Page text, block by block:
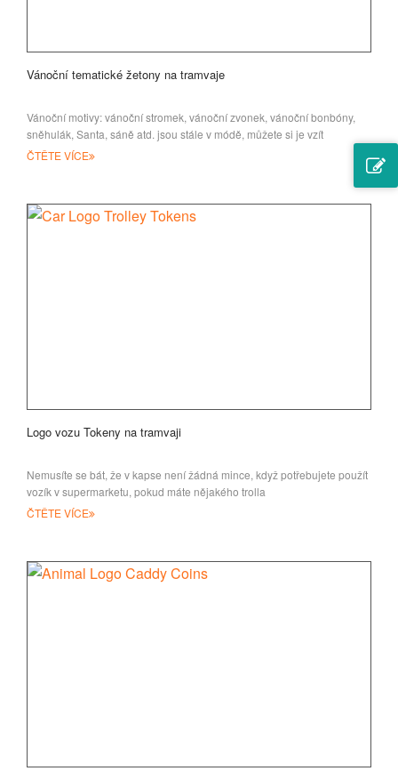
Vánoční tematické žetony na tramvaje
Vánoční motivy: vánoční stromek, vánoční zvonek, vánoční bonbóny,
sněhulák, Santa, sáně atd. jsou stále v módě, můžete si je vzít
ČTĚTE VÍCE
Logo vozu Tokeny na tramvaji
Nemusíte se bát, že v kapse není žádná mince, když potřebujete použít
vozík v supermarketu, pokud máte nějakého trolla
ČTĚTE VÍCE